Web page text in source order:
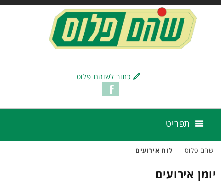
כתוב לשוהם פלוס
תפריט
שהם פלוס לוח אירועים
יומן אירועים